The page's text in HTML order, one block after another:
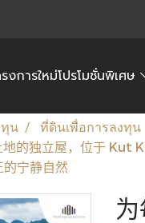
งการใหม่โปรโมชั่นพิเศษ
ทุน ที่ดินเพื่อการลงทุน
地的独立屋，位于
宁静自然